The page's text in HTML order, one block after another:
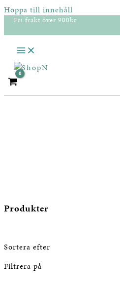
Hoppa till innehåll
Fri frakt över 900kr
Produkter
Sortera efter
Filtrera på